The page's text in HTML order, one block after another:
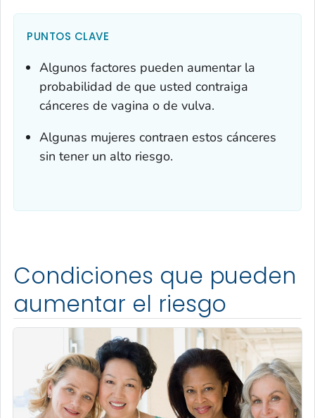
PUNTOS CLAVE
Algunos factores pueden aumentar la
probabilidad de que usted contraiga
cánceres de vagina o de vulva.
Algunas mujeres contraen estos cánceres
sin tener un alto riesgo.
Condiciones que pueden
aumentar el riesgo